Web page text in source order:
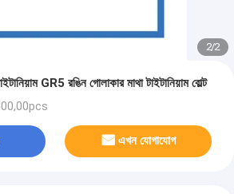
2/2
GR5 রঙিন গোলাকার মাথা টাইটানিয়াম বোল্ট
এখন যোগাযোগ